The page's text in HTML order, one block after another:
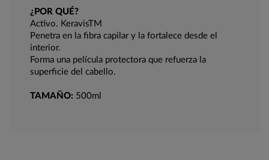
¿POR QUÉ?
Activo. KeravisTM
Penetra en la fibra capilar y la fortalece desde el
interior.
Forma una película protectora que refuerza la
superficie del cabello.
TAMAÑO: 500ml